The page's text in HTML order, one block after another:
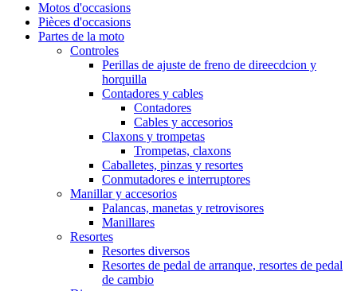
Motos d'occasions
Pièces d'occasions
Partes de la moto
Controles
Perillas de ajuste de freno de direecdcion y
horquilla
Contadores y cables
Contadores
Cables y accesorios
Claxons y trompetas
Trompetas, claxons
Caballetes, pinzas y resortes
Conmutadores e interruptores
Manillar y accesorios
Palancas, manetas y retrovisores
Manillares
Resortes
Resortes diversos
Resortes de pedal de arranque, resortes de pedal
de cambio